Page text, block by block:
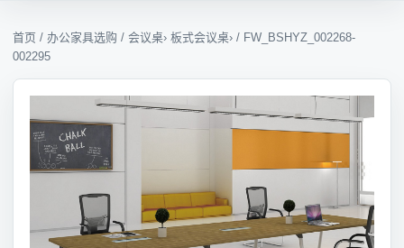
首页 / 办公家具选购 / 会议桌› 板式会议桌› / FW_BSHYZ_002268-
002295